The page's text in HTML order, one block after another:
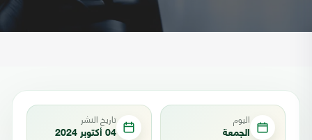
اليوم
الجمعة
تاريخ النشر
04 أكتوبر 2024